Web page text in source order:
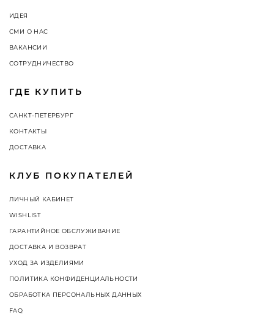
ИДЕЯ
СМИ О НАС
ВАКАНСИИ
СОТРУДНИЧЕСТВО
ГДЕ КУПИТЬ
САНКТ-ПЕТЕРБУРГ
КОНТАКТЫ
ДОСТАВКА
КЛУБ ПОКУПАТЕЛЕЙ
ЛИЧНЫЙ КАБИНЕТ
WISHLIST
ГАРАНТИЙНОЕ ОБСЛУЖИВАНИЕ
ДОСТАВКА И ВОЗВРАТ
УХОД ЗА ИЗДЕЛИЯМИ
ПОЛИТИКА КОНФИДЕНЦИАЛЬНОСТИ
ОБРАБОТКА ПЕРСОНАЛЬНЫХ ДАННЫХ
FAQ